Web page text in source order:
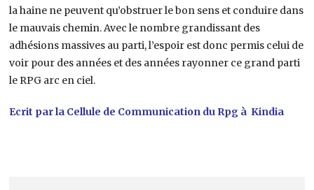
la haine ne peuvent qu’obstruer le bon sens et conduire dans
le mauvais chemin. Avec le nombre grandissant des
adhésions massives au parti, l’espoir est donc permis celui de
voir pour des années et des années rayonner ce grand parti
le RPG arc en ciel.
Ecrit par la Cellule de Communication du Rpg à Kindia